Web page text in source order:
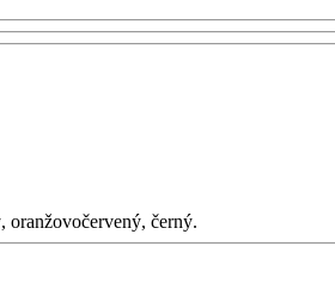
oranžovočervený, černý.